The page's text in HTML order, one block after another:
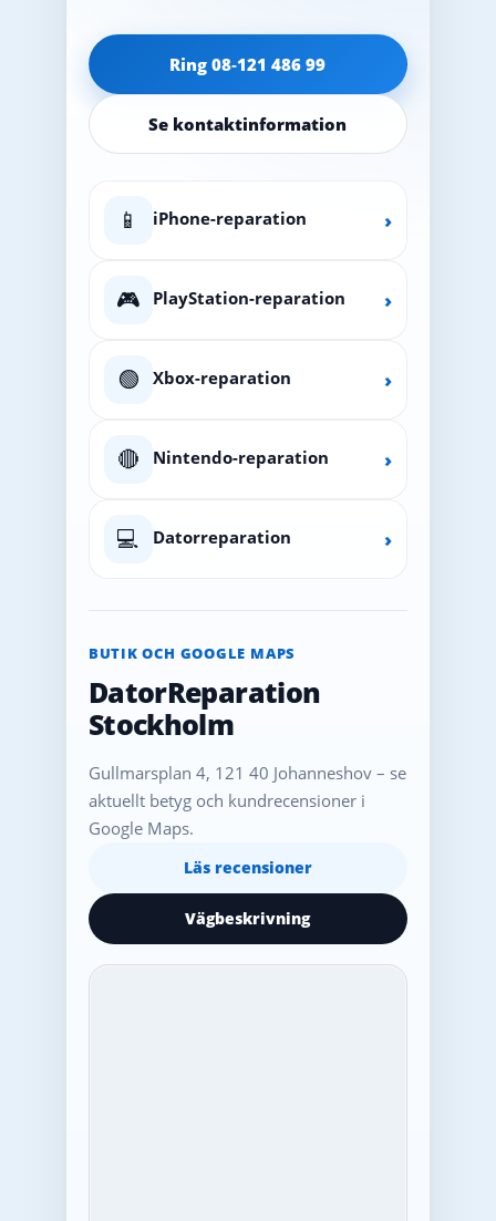
Ring 08‑121 486 99
Se kontaktinformation
📱 iPhone-reparation ›
🎮 PlayStation-reparation ›
🟢 Xbox-reparation ›
🔴 Nintendo-reparation ›
💻 Datorreparation ›
BUTIK OCH GOOGLE MAPS
DatorReparation
Stockholm
Gullmarsplan 4, 121 40 Johanneshov – se
aktuellt betyg och kundrecensioner i
Google Maps.
Läs recensioner
Vägbeskrivning